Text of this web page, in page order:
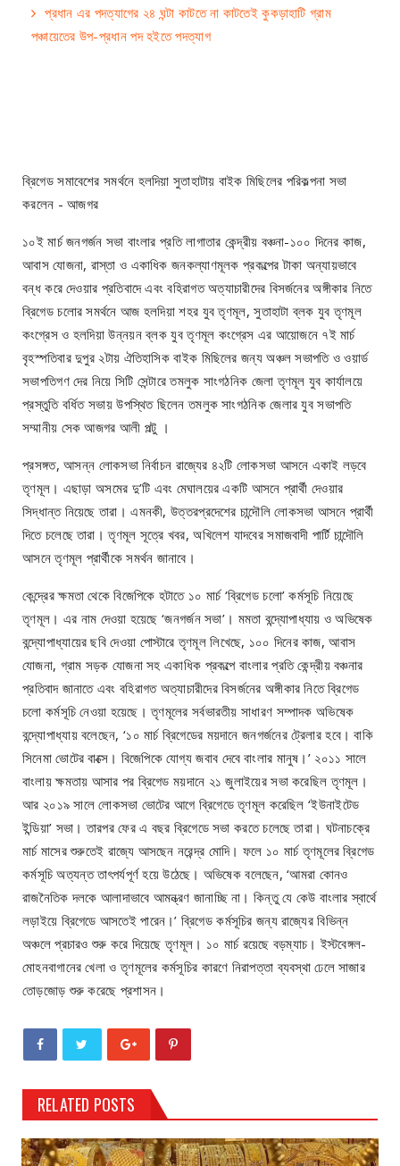
প্রধান এর পদত্যাগের ২৪ ঘন্টা কাটতে না কাটতেই কুকড়াহাটি গ্রাম
পঞ্চায়েতের উপ-প্রধান পদ হইতে পদত্যাগ
ব্রিগেড সমাবেশের সমর্থনে হলদিয়া সুতাহাটায় বাইক মিছিলের পরিকল্পনা সভা
করলেন - আজগর
১০ই মার্চ জনগর্জন সভা বাংলার প্রতি লাগাতার কেন্দ্রীয় বঞ্চনা-১০০ দিনের কাজ,
আবাস যোজনা, রাস্তা ও একাধিক জনকল্যাণমূলক প্রকল্পের টাকা অন্যায়ভাবে
বন্ধ করে দেওয়ার প্রতিবাদে এবং বহিরাগত অত্যাচারীদের বিসর্জনের অঙ্গীকার নিতে
ব্রিগেড চলোর সমর্থনে আজ হলদিয়া শহর যুব তৃণমূল, সুতাহাটা ব্লক যুব তৃণমূল
কংগ্রেস ও হলদিয়া উন্নয়ন ব্লক যুব তৃণমূল কংগ্রেস এর আয়োজনে ৭ই মার্চ
বৃহস্পতিবার দুপুর ২টায় ঐতিহাসিক বাইক মিছিলের জন্য অঞ্চল সভাপতি ও ওয়ার্ড
সভাপতিগণ দের নিয়ে সিটি সেন্টারে তমলুক সাংগঠনিক জেলা তৃণমূল যুব কার্যালয়ে
প্রস্তুতি বর্ধিত সভায় উপস্থিত ছিলেন তমলুক সাংগঠনিক জেলার যুব সভাপতি
সম্মানীয় সেক আজগর আলী পল্টু ।
প্রসঙ্গত, আসন্ন লোকসভা নির্বাচন রাজ্যের ৪২টি লোকসভা আসনে একাই লড়বে
তৃণমূল। এছাড়া অসমের দু’টি এবং মেঘালয়ের একটি আসনে প্রার্থী দেওয়ার
সিদ্ধান্ত নিয়েছে তারা। এমনকী, উত্তরপ্রদেশের চান্দৌলি লোকসভা আসনে প্রার্থী
দিতে চলেছে তারা। তৃণমূল সূত্রে খবর, অখিলেশ যাদবের সমাজবাদী পার্টি চান্দৌলি
আসনে তৃণমূল প্রার্থীকে সমর্থন জানাবে।
কেন্দ্রের ক্ষমতা থেকে বিজেপিকে হটাতে ১০ মার্চ ‘ব্রিগেড চলো’ কর্মসূচি নিয়েছে
তৃণমূল। এর নাম দেওয়া হয়েছে ‘জনগর্জন সভা’। মমতা বন্দ্যোপাধ্যায় ও অভিষেক
বন্দ্যোপাধ্যায়ের ছবি দেওয়া পোস্টারে তৃণমূল লিখেছে, ১০০ দিনের কাজ, আবাস
যোজনা, গ্রাম সড়ক যোজনা সহ একাধিক প্রকল্পে বাংলার প্রতি কেন্দ্রীয় বঞ্চনার
প্রতিবাদ জানাতে এবং বহিরাগত অত্যাচারীদের বিসর্জনের অঙ্গীকার নিতে ব্রিগেড
চলো কর্মসূচি নেওয়া হয়েছে। তৃণমূলের সর্বভারতীয় সাধারণ সম্পাদক অভিষেক
বন্দ্যোপাধ্যায় বলেছেন, ‘১০ মার্চ ব্রিগেডের ময়দানে জনগর্জনের ট্রেলার হবে। বাকি
সিনেমা ভোটের বাক্সে। বিজেপিকে যোগ্য জবাব দেবে বাংলার মানুষ।’ ২০১১ সালে
বাংলায় ক্ষমতায় আসার পর ব্রিগেড ময়দানে ২১ জুলাইয়ের সভা করেছিল তৃণমূল।
আর ২০১৯ সালে লোকসভা ভোটের আগে ব্রিগেডে তৃণমূল করেছিল ‘ইউনাইটেড
ইন্ডিয়া’ সভা। তারপর ফের এ বছর ব্রিগেডে সভা করতে চলেছে তারা। ঘটনাচক্রে
মার্চ মাসের শুরুতেই রাজ্যে আসছেন নরেন্দ্র মোদি। ফলে ১০ মার্চ তৃণমূলের ব্রিগেড
কর্মসূচি অত্যন্ত তাৎপর্যপূর্ণ হয়ে উঠেছে। অভিষেক বলেছেন, ‘আমরা কোনও
রাজনৈতিক দলকে আলাদাভাবে আমন্ত্রণ জানাচ্ছি না। কিন্তু যে কেউ বাংলার স্বার্থে
লড়াইয়ে ব্রিগেডে আসতেই পারেন।’ ব্রিগেড কর্মসূচির জন্য রাজ্যের বিভিন্ন
অঞ্চলে প্রচারও শুরু করে দিয়েছে তৃণমূ‌ল। ১০ মার্চ রয়েছে বড়ম্যাচ। ইস্টবেঙ্গল-
মোহনবাগানের খেলা ও তৃণমূলের কর্মসূচির কারণে নিরাপত্তা ব্যবস্থা ঢেলে সাজার
তোড়জোড় শুরু করেছে প্রশাসন।
RELATED POSTS